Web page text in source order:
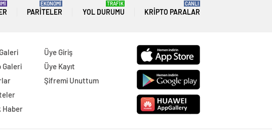
PARITELER
EKONOMİ
YOL DURUMU
TRAFİK
KRIPTO PARALAR
CANLI
Galeri
Haber
Üye Giriş
Üye Kayıt
Şifremi Unuttum